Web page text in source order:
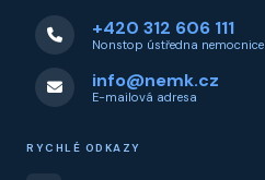
+420 312 606 111
Nonstop ústředna nemocnice
info@nemk.cz
E-mailová adresa
RYCHLÉ ODKAZY